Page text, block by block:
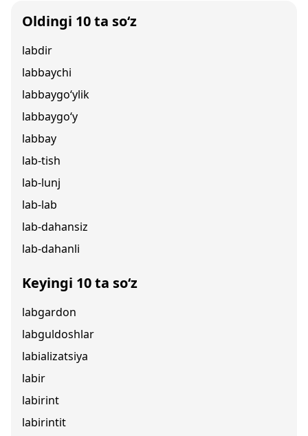
Oldingi 10 ta so‘z
labdir
labbaychi
labbaygo‘ylik
labbaygo‘y
labbay
lab-tish
lab-lunj
lab-lab
lab-dahansiz
lab-dahanli
Keyingi 10 ta so‘z
labgardon
labguldoshlar
labializatsiya
labir
labirint
labirintit